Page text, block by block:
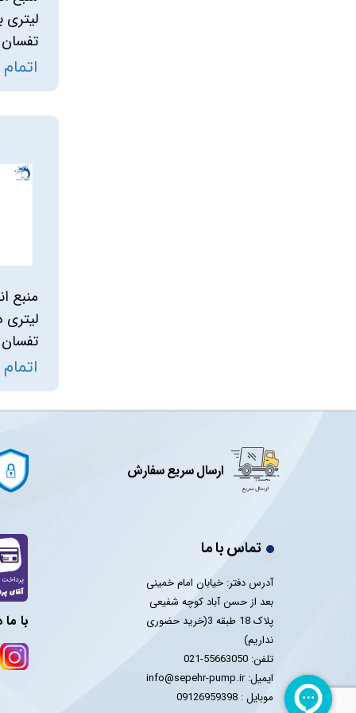
تفسان
لیتری
تفسان
ارسال سریع سفارش
تماس با ما
آدرس دفتر: خیابان امام خمینی
بعد از حسن آباد کوچه شفیعی
پلاک 18 طبقه 3(خرید حضوری
نداریم)
تلفن: 55663050-021
ایمیل: info@sepehr-pump.ir
​​​​​​​موبایل : 09126959398
با